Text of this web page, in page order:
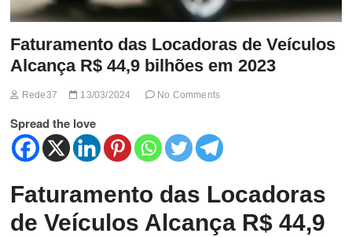
Faturamento das Locadoras de Veículos
Alcança R$ 44,9 bilhões em 2023
Rede37 13/03/2024 No Comments
Spread the love
Faturamento das Locadoras
de Veículos Alcança R$ 44,9